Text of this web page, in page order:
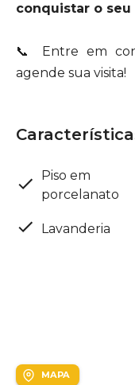
conquistar o seu
📞 Entre em
agende sua visita!
Piso em
porcelanato
Lavanderia
MAPA